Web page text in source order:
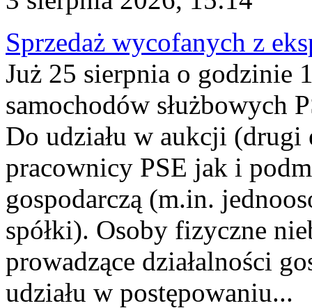
Sprzedaż wycofanych z
Już 25 sierpnia o godzinie
samochodów służbowych
Do udziału w aukcji (drugi
pracownicy PSE jak i
gospodarczą (m.in.
spółki). Osoby fizyczne
prowadzące działalności
udziału w postępowaniu...